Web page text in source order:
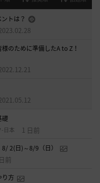
トは？
のために準備したA to Z！
礎
日本 1 日前
2(日)～8/9（日）
前
り方